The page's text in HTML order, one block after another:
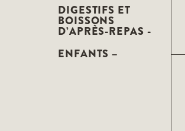
DIGESTIFS ET
BOISSONS
D’APRÈS-REPAS -
ENFANTS –